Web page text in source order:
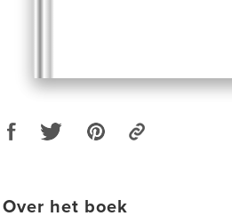
Over het boek